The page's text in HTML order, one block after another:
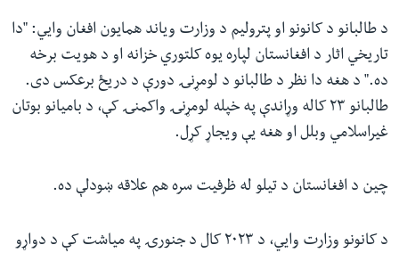
د طالبانو د کانونو او پترولیم د وزارت ویاند همایون افغان وايي: "دا
تاریخي اثار د افغانستان لپاره یوه کلتوري خزانه او د هویت برخه
ده." د هغه دا نظر د طالبانو د لومړنۍ دورې د دریځ برعکس دی.
طالبانو ۲۳ کاله وړاندې په خپله لومړنۍ واکمنۍ کې، د بامیانو بوتان
غیراسلامي وبلل او هغه یې ویجاړ کړل.
چین د افغانستان د تیلو له ظرفیت سره هم علاقه ښودلې ده.
د کانونو وزارت وايي، د ۲۰۲۳ کال د جنورۍ په میاشت کې د دواړو